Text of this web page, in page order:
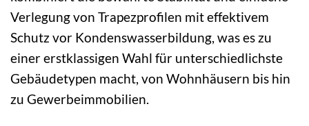
Verlegung von Trapezprofilen mit effektivem
Schutz vor Kondenswasserbildung, was es zu
einer erstklassigen Wahl für unterschiedlichste
Gebäudetypen macht, von Wohnhäusern bis hin
zu Gewerbeimmobilien.